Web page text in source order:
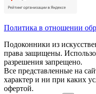
Политика в отношении
Подоконники из
права защищены.
разрешения запрещено.
Все представленные на
характер и ни при каких
офертой.